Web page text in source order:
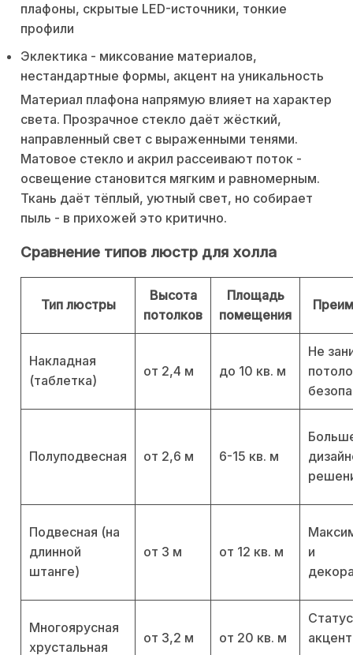
плафоны, скрытые LED-источники, тонкие
профили
Эклектика - миксование материалов,
нестандартные формы, акцент на уникальность
Материал плафона напрямую влияет на характер
света. Прозрачное стекло даёт жёсткий,
направленный свет с выраженными тенями.
Матовое стекло и акрил рассеивают поток -
освещение становится мягким и равномерным.
Ткань даёт тёплый, уютный свет, но собирает
пыль - в прихожей это критично.
Сравнение типов люстр для холла
Тип люстры
Высота
потолков
Площадь
помещения
Накладная
(таблетка)
от 2,4 м до 10 кв. м
Не
Полуподвесная от 2,6 м 6-15 кв. м
Подвесная (на
длинной
штанге)
от 3 м от 12 кв. м
и
Многоярусная
хрустальная
от 3,2 м от 20 кв. м